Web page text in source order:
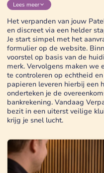
Lees meer
Het verpanden van jouw
en discreet via een helder
Je start simpel met het
formulier op de website.
voorstel op basis van de
merk. Vervolgens maken we
te controleren op echtheid
papieren leveren hierbij een
onderteken je de
bankrekening. Vandaag
bezit in een uiterst veilige
krijg je snel lucht.